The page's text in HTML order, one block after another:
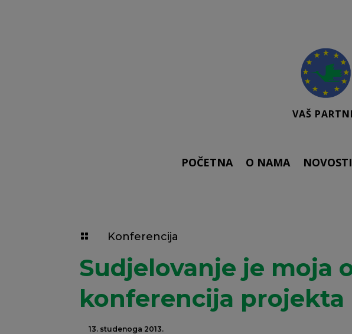
VAŠ
POČETNA O NAMA NOVOSTI
 Konferencija
Sudjelovanje je moja
konferencija projekta
13. studenoga 2013.